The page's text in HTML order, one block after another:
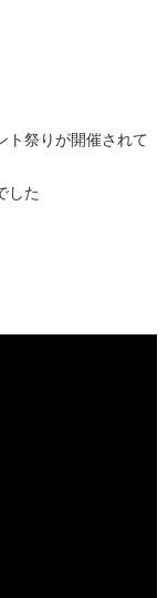
ト祭りが開催されて
した